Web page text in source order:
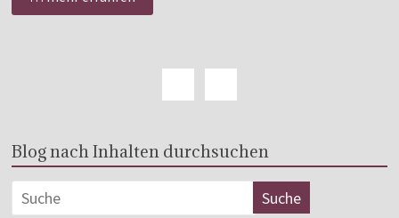
Blog nach Inhalten durchsuchen